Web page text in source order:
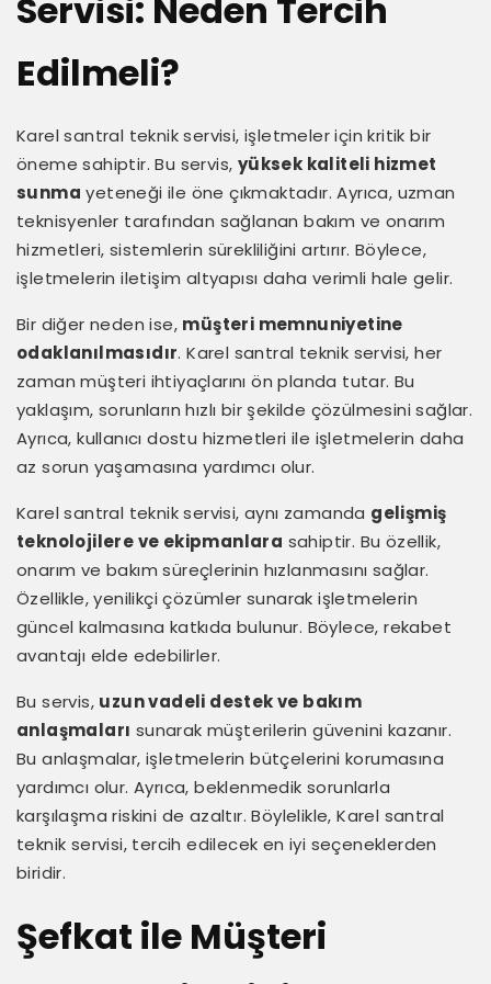
Servisi: Neden Tercih
Edilmeli?
Karel santral teknik servisi, işletmeler için kritik bir
öneme sahiptir. Bu servis, yüksek kaliteli hizmet
sunma yeteneği ile öne çıkmaktadır. Ayrıca, uzman
teknisyenler tarafından sağlanan bakım ve onarım
hizmetleri, sistemlerin sürekliliğini artırır. Böylece,
işletmelerin iletişim altyapısı daha verimli hale gelir.
Bir diğer neden ise, müşteri memnuniyetine
odaklanılmasıdır. Karel santral teknik servisi, her
zaman müşteri ihtiyaçlarını ön planda tutar. Bu
yaklaşım, sorunların hızlı bir şekilde çözülmesini sağlar.
Ayrıca, kullanıcı dostu hizmetleri ile işletmelerin daha
az sorun yaşamasına yardımcı olur.
Karel santral teknik servisi, aynı zamanda gelişmiş
teknolojilere ve ekipmanlara sahiptir. Bu özellik,
onarım ve bakım süreçlerinin hızlanmasını sağlar.
Özellikle, yenilikçi çözümler sunarak işletmelerin
güncel kalmasına katkıda bulunur. Böylece, rekabet
avantajı elde edebilirler.
Bu servis, uzun vadeli destek ve bakım
anlaşmaları sunarak müşterilerin güvenini kazanır.
Bu anlaşmalar, işletmelerin bütçelerini korumasına
yardımcı olur. Ayrıca, beklenmedik sorunlarla
karşılaşma riskini de azaltır. Böylelikle, Karel santral
teknik servisi, tercih edilecek en iyi seçeneklerden
biridir.
Şefkat ile Müşteri